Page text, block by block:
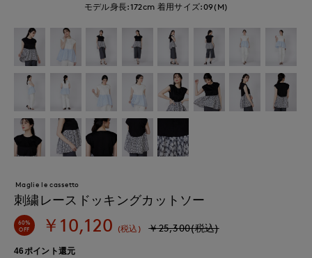
モデル身長:172cm 着用サイズ:09(M)
Maglie le cassetto
刺繍レースドッキングカットソー
60%
OFF
￥10,120 (税込) ￥25,300(税込)
46ポイント還元